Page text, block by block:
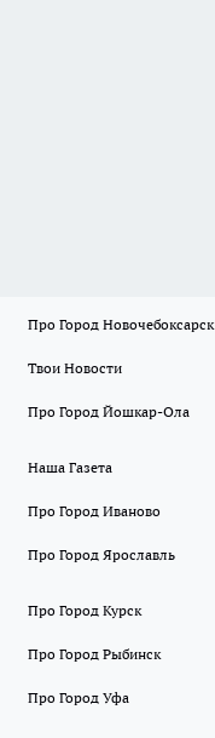
Про Город Новочебоксарск
Твои Новости
Про Город Йошкар-Ола
Наша Газета
Про Город Иваново
Про Город Ярославль
Про Город Курск
Про Город Рыбинск
Про Город Уфа